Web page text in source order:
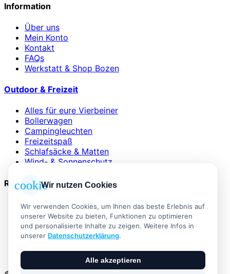
Information
Über uns
Mein Konto
Kontakt
FAQs
Werkstatt & Shop Bozen
Outdoor & Freizeit
Alles für eure Vierbeiner
Bollerwagen
Campingleuchten
Freizeitspaß
Schlafsäcke & Matten
Wind- & Sonnenschutz
Rechtliches
AGB
Impressum
Datenschutzerklärung
Widerrufsbelehrung
Vertrag widerrufen
cookieWir nutzen Cookies
Wir verwenden Cookies, um Ihnen das beste Erlebnis auf
unserer Website zu bieten, Funktionen zu optimieren
und personalisierte Inhalte zu zeigen. Weitere Infos in
unserer Datenschutzerklärung.
Alle akzeptieren